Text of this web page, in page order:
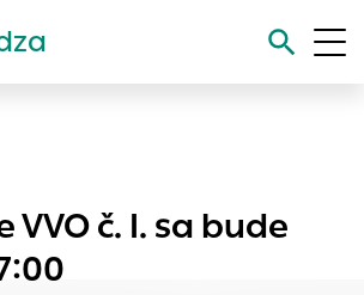
VVO č. I. sa bude
do ktorých webové stránky môžu
o vašej aktivite a preferenciách.